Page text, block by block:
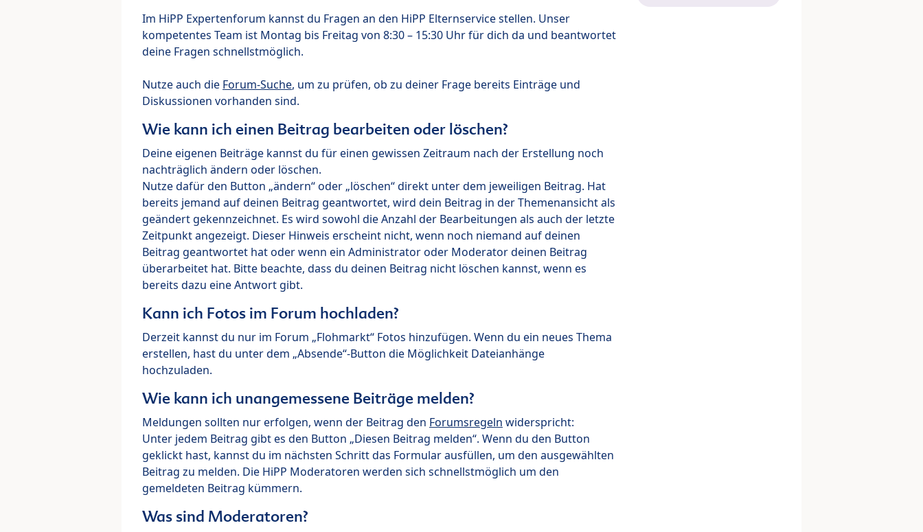
Im HiPP Expertenforum kannst du Fragen an den HiPP Elternservice stellen. Unser
kompetentes Team ist Montag bis Freitag von 8:30 – 15:30 Uhr für dich da und beantwortet
deine Fragen schnellstmöglich.
Nutze auch die Forum-Suche, um zu prüfen, ob zu deiner Frage bereits Einträge und
Diskussionen vorhanden sind.
Wie kann ich einen Beitrag bearbeiten oder löschen?
Deine eigenen Beiträge kannst du für einen gewissen Zeitraum nach der Erstellung noch
nachträglich ändern oder löschen.
Nutze dafür den Button „ändern“ oder „löschen“ direkt unter dem jeweiligen Beitrag. Hat
bereits jemand auf deinen Beitrag geantwortet, wird dein Beitrag in der Themenansicht als
geändert gekennzeichnet. Es wird sowohl die Anzahl der Bearbeitungen als auch der letzte
Zeitpunkt angezeigt. Dieser Hinweis erscheint nicht, wenn noch niemand auf deinen
Beitrag geantwortet hat oder wenn ein Administrator oder Moderator deinen Beitrag
überarbeitet hat. Bitte beachte, dass du deinen Beitrag nicht löschen kannst, wenn es
bereits dazu eine Antwort gibt.
Kann ich Fotos im Forum hochladen?
Derzeit kannst du nur im Forum „Flohmarkt“ Fotos hinzufügen. Wenn du ein neues Thema
erstellen, hast du unter dem „Absende“-Button die Möglichkeit Dateianhänge
hochzuladen.
Wie kann ich unangemessene Beiträge melden?
Meldungen sollten nur erfolgen, wenn der Beitrag den Forumsregeln widerspricht:
Unter jedem Beitrag gibt es den Button „Diesen Beitrag melden“. Wenn du den Button
geklickt hast, kannst du im nächsten Schritt das Formular ausfüllen, um den ausgewählten
Beitrag zu melden. Die HiPP Moderatoren werden sich schnellstmöglich um den
gemeldeten Beitrag kümmern.
Was sind Moderatoren?